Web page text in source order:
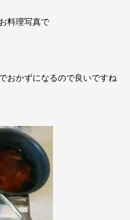
料理写真で
おかずになるので良いですね